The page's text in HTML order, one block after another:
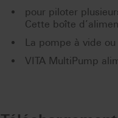
pour piloter
Cette boîte
La pompe à vide
VITA MultiPump